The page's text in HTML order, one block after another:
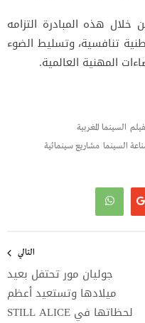
خلال هذه المبادرة التزامه
تنافسية، وتسليط الضوء
المهنية العالمية.
السينما المغربية
السينما مشاريع سينمائية
التالي
جوليان مور تحتفل بعيد
ميلادها وتستعيد أعظم
لحظاتها في STILL ALICE